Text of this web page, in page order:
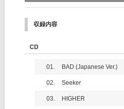
●ブックレット16P
収録内容
CD
01. BAD (Japanese Ver.)
02. Seeker
03. HIGHER